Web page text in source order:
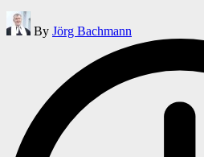
Posted
by
By Jörg Bachmann